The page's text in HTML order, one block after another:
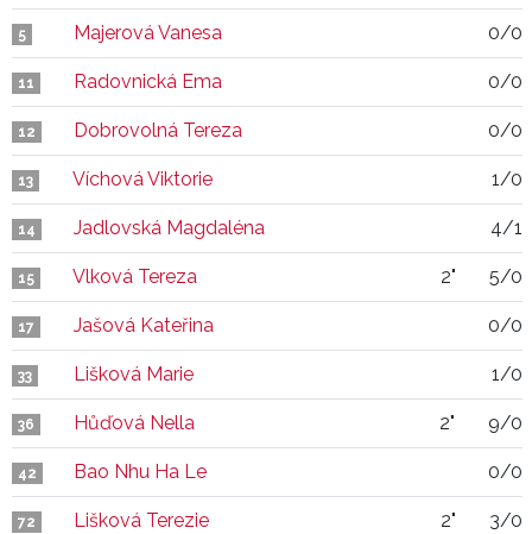
5 Majerová Vanesa 0/0
11 Radovnická Ema 0/0
12 Dobrovolná Tereza 0/0
13 Víchová Viktorie 1/0
14 Jadlovská Magdaléna 4/1
15 Vlková Tereza 2" 5/0
17 Jašová Kateřina 0/0
33 Lišková Marie 1/0
36 Hůďová Nella 2" 9/0
42 Bao Nhu Ha Le 0/0
72 Lišková Terezie 2" 3/0